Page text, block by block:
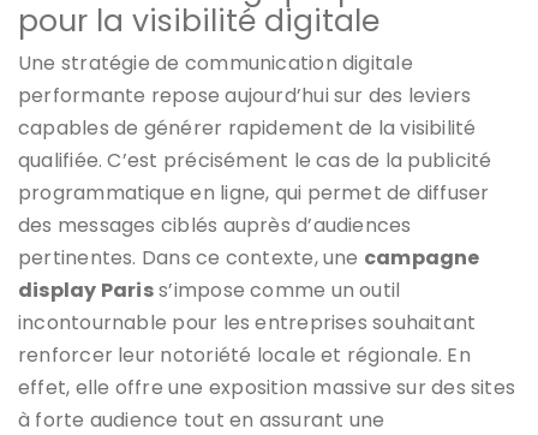
pour la visibilité digitale
Une stratégie de communication digitale
performante repose aujourd’hui sur des leviers
capables de générer rapidement de la visibilité
qualifiée. C’est précisément le cas de la publicité
programmatique en ligne, qui permet de diffuser
des messages ciblés auprès d’audiences
pertinentes. Dans ce contexte, une campagne
display Pariss’impose comme un outil
incontournable pour les entreprises souhaitant
renforcer leur notoriété locale et régionale. En
effet, elle offre une exposition massive sur des sites
à forte audience tout en assurant une